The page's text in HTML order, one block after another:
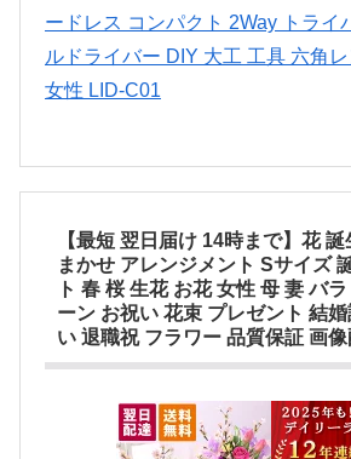
【最短 翌日届け 14時まで】花
まかせ アレンジメント Sサイズ
ト 春 桜 生花 お花 女性 母 妻 バ
ーン お祝い 花束 プレゼント 結
い 退職祝 フラワー 品質保証 画